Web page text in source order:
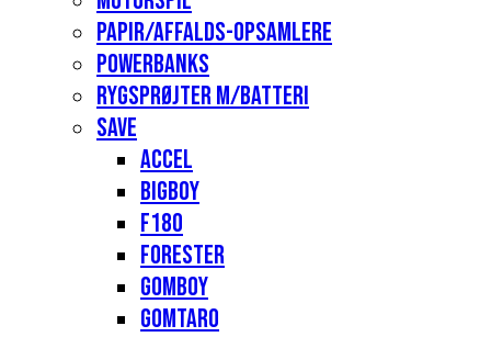
Papir/affalds-opsamlere
Powerbanks
Rygsprøjter m/batteri
Save
Accel
Bigboy
F180
Forester
Gomboy
Gomtaro